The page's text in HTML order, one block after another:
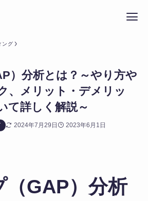
ング
）分析とは？～やり方や
、メリット・デメリッ
て詳しく解説～
2024年7月29日 2023年6月1日
（GAP）分析